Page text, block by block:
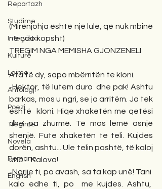
Reportazh
Studime
Intervista
Kulturë
Lajme
Antologji
Poezi
Tregime
Novela
Romane
English
(Mirënjohja është një lule, që nuk mbinë
në çdo kopsht)
TREGIM NGA MEMISHA GJONZENELI
Ata të dy, sapo mbërritën te kloni.
-Hektor, të lutem duro  dhe pak! Ashtu
barkas, mos u ngri, se ja arritëm. Ja tek
është  kloni. Hiqe xhaketën me qetësi
dhe pa zhurmë. Të mos lemë asnjë
shenjë. Fute xhaketën te teli. Kujdes
dorën, ashtu... Ule telin poshtë, të kaloj
unë...  Kalova!
-Ngrije ti, po avash, sa ta kap unë! Tani
kalo edhe ti, po  me kujdes. Ashtu,